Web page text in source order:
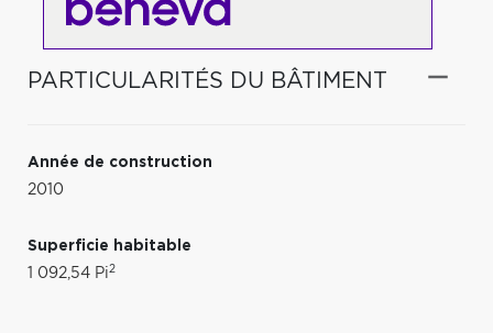
PARTICULARITÉS DU BÂTIMENT
Année de construction
2010
Superficie habitable
1 092,54 Pi2